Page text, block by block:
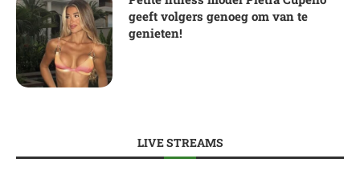
geeft volgers genoeg om van te
genieten!
LIVE STREAMS